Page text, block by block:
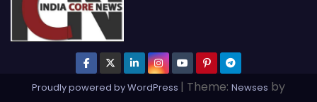
Proudly powered by WordPress | Theme: Newses by